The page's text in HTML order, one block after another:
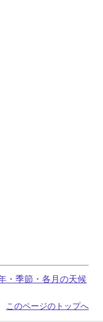
・季節・各月の天候
このページのトップへ